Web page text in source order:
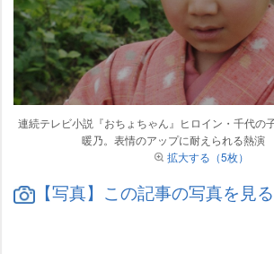
連続テレビ小説『おちょちゃん』ヒロイン・千代の
暖乃。表情のアップに耐えられる熱演
拡大する（5枚）
【写真】この記事の写真を見